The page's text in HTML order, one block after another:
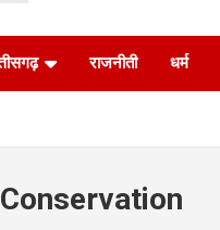
राजनीती धर्म